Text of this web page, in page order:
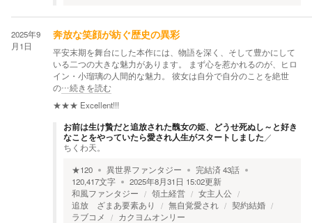
2025年9
月1日
奔放な笑顔が紡ぐ歴史の異彩
平安末期を舞台にした本作には、物語を深く、そして豊かにして
いる二つの大きな魅力があります。 まず心を惹かれるのが、ヒロ
イン・小瑠璃の人間的な魅力。 彼女は自分で自分のことを絶世
の…続きを読む
★★★ Excellent!!!
お前は生け贄だと追放された醜女の姫、どうせ死ぬし～と好き
なことをやっていたら愛され人生がスタートしました ／
ちくわ天。
★120 異世界ファンタジー 完結済43話
120,417文字 2025年8月31日 15:02更新
和風ファンタジー
領土経営
女主人公
追放 ざまあ要素あり
無自覚愛され
契約結婚
ラブコメ
カクヨムオンリー